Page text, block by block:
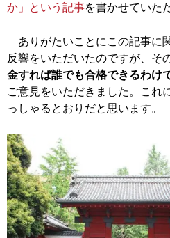
か」という記事を書かせていた
ありがたいことにこの記事に
反響をいただいたのですが、そ
金すれば誰でも合格できるわけ
ご意見をいただきました。これ
っしゃるとおりだと思います。